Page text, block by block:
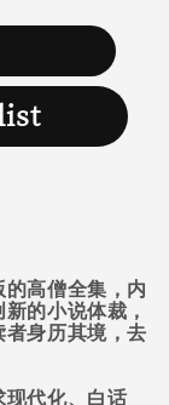
的高僧全集，内
的小说体裁，
身历其境，去
现代化、白话